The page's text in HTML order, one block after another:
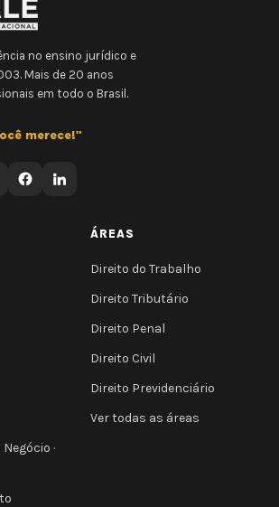
no ensino jurídico e
Mais de 20 anos
em todo o Brasil.
merece!"
·
ÁREAS
Direito do Trabalho
Direito Tributário
Direito Penal
Direito Civil
Direito Previdenciário
Ver todas as áreas